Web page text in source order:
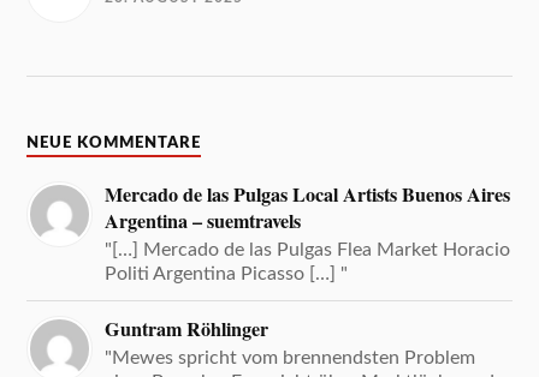
NEUE KOMMENTARE
Mercado de las Pulgas Local Artists Buenos Aires
Argentina – suemtravels
"[…] Mercado de las Pulgas Flea Market Horacio
Politi Argentina Picasso […] "
Guntram Röhlinger
"Mewes spricht vom brennendsten Problem